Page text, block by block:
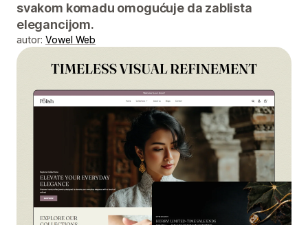
svakom komadu omogućuje da zablista
elegancijom.
autor: Vowel Web